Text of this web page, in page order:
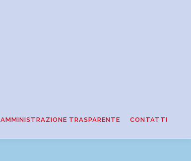
AMMINISTRAZIONE TRASPARENTE CONTATTI